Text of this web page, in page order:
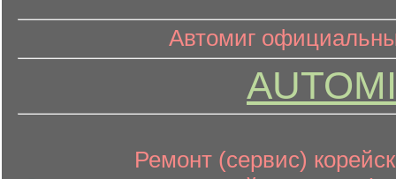
информационный контент
Автомиг
Ремонт (сервис)